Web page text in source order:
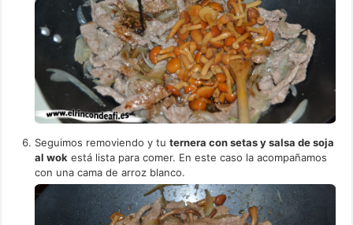
Seguimos removiendo y tuternera con setas y salsa de soja
al wok está lista para comer. En este caso la acompañamos
con una cama de arroz blanco.